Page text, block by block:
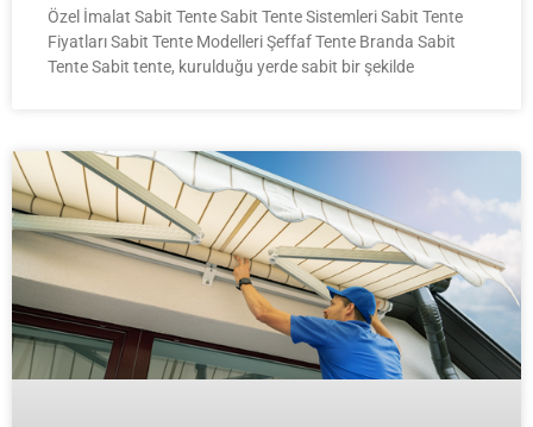
Özel İmalat Sabit Tente Sabit Tente Sistemleri Sabit Tente
Fiyatları Sabit Tente Modelleri Şeffaf Tente Branda Sabit
Tente Sabit tente, kurulduğu yerde sabit bir şekilde